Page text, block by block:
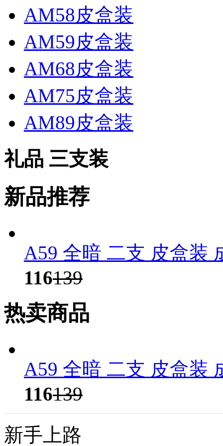
AM58皮盒装
AM59皮盒装
AM68皮盒装
AM75皮盒装
AM89皮盒装
礼品 三支装
新品推荐
A59 全暗 二支 皮盒装
116139
热卖商品
A59 全暗 二支 皮盒装
116139
新手上路